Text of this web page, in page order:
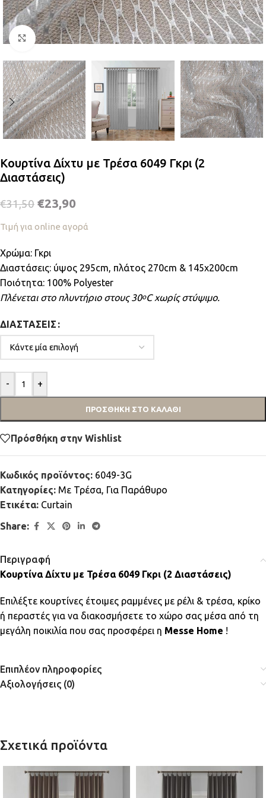
Κλικ για μεγέθυνση
Κουρτίνα Δίχτυ με Τρέσα 6049 Γκρι (2
Διαστάσεις)
€31,50 €23,90
Τιμή για online αγορά
Χρώμα: Γκρι
Διαστάσεις: ύψος 295cm, πλάτος 270cm & 145x200cm
Ποιότητα: 100% Polyester
Πλένεται στο πλυντήριο στους 30οC χωρίς στύψιμο.
ΔΙΑΣΤΆΣΕΙΣ
- +
ΠΡΟΣΘΉΚΗ ΣΤΟ ΚΑΛΆΘΙ
Πρόσθήκη στην Wishlist
Κωδικός προϊόντος: 6049-3G
Κατηγορίες: Mε Τρέσα, Για Παράθυρο
Ετικέτα: Curtain
Share:
Περιγραφή
Κουρτίνα Δίχτυ με Τρέσα 6049 Γκρι (2 Διαστάσεις)
Επιλέξτε κουρτίνες έτοιμες ραμμένες με ρέλι & τρέσα, κρίκο
ή περαστές για να διακοσμήσετε το χώρο σας μέσα από τη
μεγάλη ποικιλία που σας προσφέρει η Messe Home !
Επιπλέον πληροφορίες
Αξιολογήσεις (0)
Σχετικά προϊόντα